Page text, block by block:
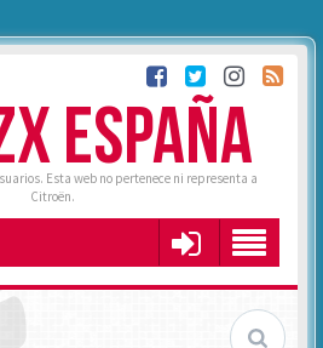
ESPAÑA
Esta web no pertenece ni representa a
Citroën.